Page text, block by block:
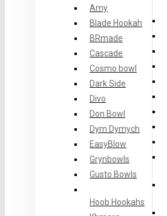
Amy
Blade Hookah
BRmade
Cascade
Cosmo bowl
Dark Side
Divo
Don Bowl
Dym Dymych
EasyBlow
Grynbowls
Gusto Bowls
Hoob Hookahs